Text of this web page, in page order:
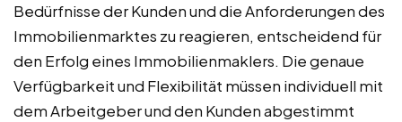
Bedürfnisse der Kunden und die Anforderungen des
Immobilienmarktes zu reagieren, entscheidend für
den Erfolg eines Immobilienmaklers. Die genaue
Verfügbarkeit und Flexibilität müssen individuell mit
dem Arbeitgeber und den Kunden abgestimmt